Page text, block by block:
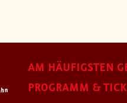
AM HÄUFIGSTEN
PROGRAMM &